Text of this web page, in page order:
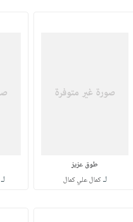
طوق عزيز
لـكمال علي كمال لـ